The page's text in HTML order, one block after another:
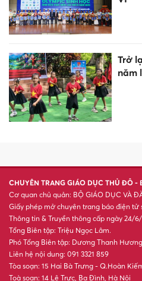
Trở
năm
CHUYÊN TRANG GIÁO DỤC THỦ ĐÔ -
Cơ quan chủ quản: BỘ GIÁO DỤC VÀ
Giấy phép mở chuyên trang báo điện tử
Thông tin & Truyền thông cấp ngày 24/6/
Tổng Biên tập: Triệu Ngọc Lâm.
Phó Tổng Biên tập: Dương Thanh
Liên hệ nội dung: 091 3321 859
Tòa soạn: 15 Hai Bà Trưng - Q.Hoàn
Toà soạn: 14 Lê Trực, Ba Đình, Hà Nội